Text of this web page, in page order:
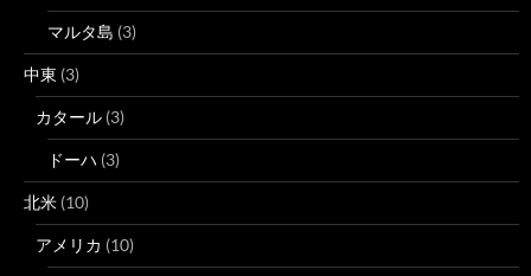
マルタ島 (3)
中東 (3)
カタール (3)
ドーハ (3)
北米 (10)
アメリカ (10)